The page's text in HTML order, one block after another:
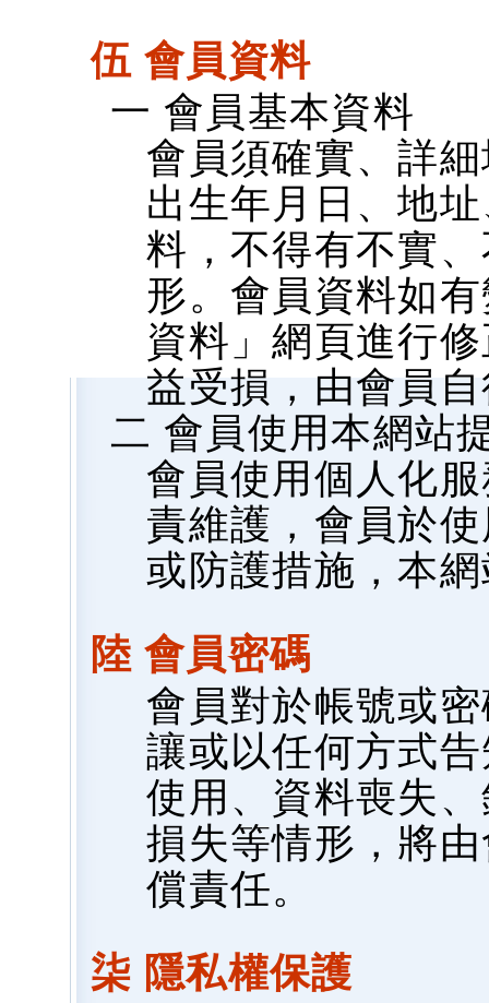
伍 會員資料
一 會員基本資料
會員須確實、詳
出生年月日、地
料，不得有不實
形。會員資料如
資料」網頁進行
益受損，由會員
二 會員使用本網站
會員使用個人化
責維護，會員於
或防護措施，本
陸 會員密碼
會員對於帳號或
讓或以任何方式
使用、資料喪失
損失等情形，將
償責任。
柒 隱私權保護